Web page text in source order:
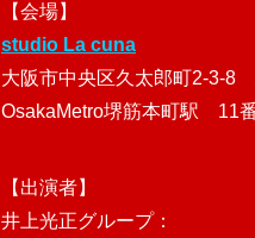
【会場】
studio La cuna
大阪市中央区久太郎町2-3-8
OsakaMetro堺筋本町駅 11
【出演者】
井上光正グループ：